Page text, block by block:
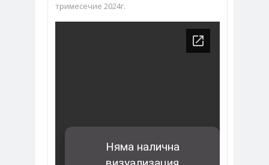
тримесечие 2024г.